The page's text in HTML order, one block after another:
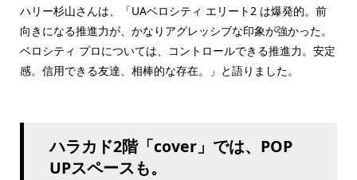
ハリー杉山さんは、「UAベロシティ エリート2 は爆発的。前
向きになる推進力が、かなりアグレッシブな印象が強かった。
ベロシティ プロについては、コントロールできる推進力。安定
感。信用できる友達、相棒的な存在。」と語りました。
ハラカド2階「cover」では、POP
UPスペースも。